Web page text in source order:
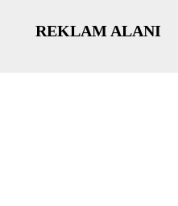
REKLAM ALANI